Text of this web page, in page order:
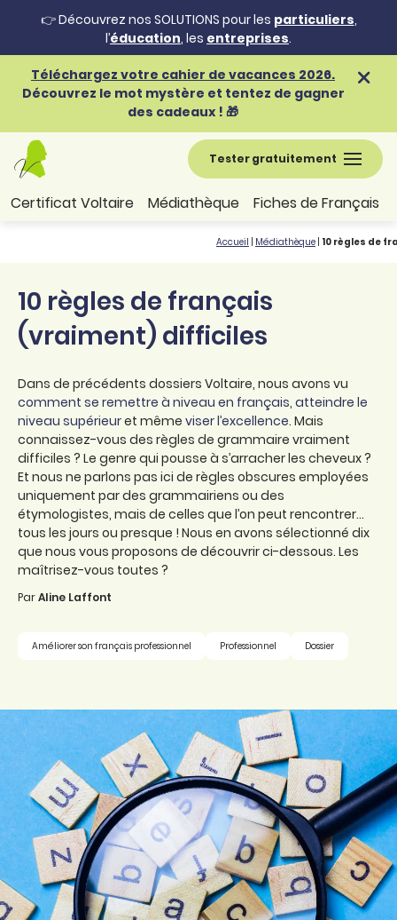
👉 Découvrez nos SOLUTIONS pour les particuliers,
l’éducation, les entreprises.
Téléchargez votre cahier de vacances 2026.
Découvrez le mot mystère et tentez de gagner
des cadeaux ! 🎁
Tester gratuitement
Certificat Voltaire Médiathèque Fiches de Français
Accueil Médiathèque 10 règles de
10 règles de français
(vraiment) difficiles
Dans de précédents dossiers Voltaire, nous avons vu
comment se remettre à niveau en français, atteindre le
niveau supérieuret même viser l’excellence. Mais
connaissez-vous des règles de grammaire vraiment
difficiles ? Le genre qui pousse à s’arracher les cheveux ?
Et nous ne parlons pas ici de règles obscures employées
uniquement par des grammairiens ou des
étymologistes, mais de celles que l’on peut rencontrer…
tous les jours ou presque ! Nous en avons sélectionné dix
que nous vous proposons de découvrir ci-dessous. Les
maîtrisez-vous toutes ?
ParAline Laffont
Améliorer son français professionnel Professionnel Dossier